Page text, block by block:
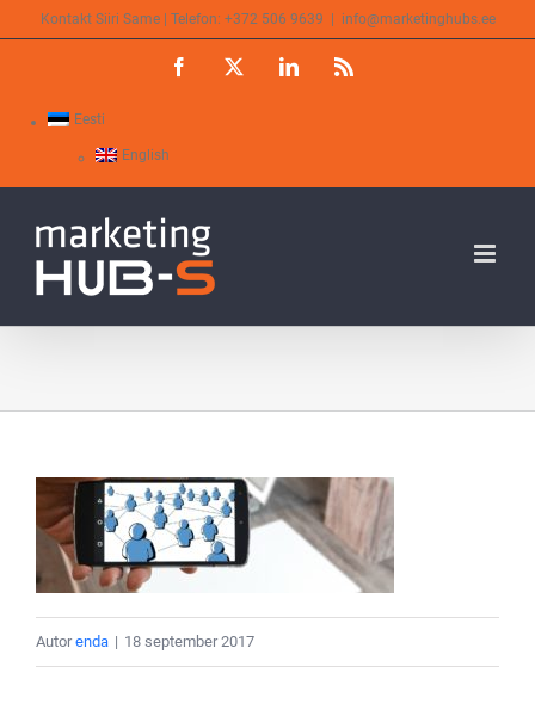
Kontakt Siiri Same | Telefon: +372 506 9639 info@marketinghubs.ee
Facebook LinkedInRss
Eesti
English
Autorenda | 18 september 2017